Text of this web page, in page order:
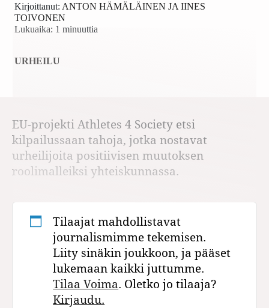
Kirjoittanut: ANTON HÄMÄLÄINEN JA IINES
TOIVONEN
Lukuaika: 1 minuuttia
URHEILU
EU-projekti Athletes 4 Society etsi
kilpailussaan tahoja, jotka nostavat
urheilijoita positiivisen muutoksen
roolimalleiksi yhteiskunnassa.
Tilaajat mahdollistavat
journalismimme tekemisen.
Liity sinäkin joukkoon, ja pääset
lukemaan kaikki juttumme.
Tilaa Voima. Oletko jo tilaaja?
Kirjaudu.